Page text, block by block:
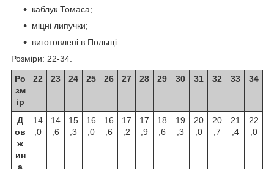
каблук Томаса;
міцні липучки;
виготовлені в Польщі.
Розміри: 22-34.
Ро
зм
ір
22 23 24 25 26 27 28 29 30 31 32 33 34
Д
ов
ж
ин
а
14
,0
14
,6
15
,3
16
,0
16
,6
17
,2
17
,9
18
,6
19
,3
20
,0
20
,7
21
,4
22
,0